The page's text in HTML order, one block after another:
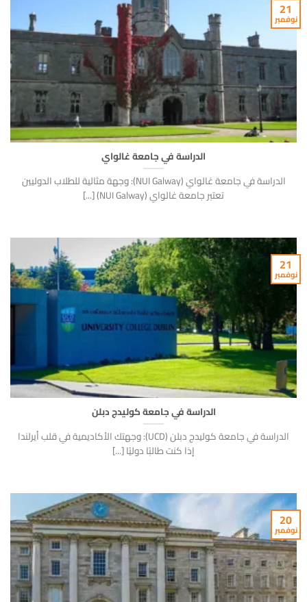
الدراسة في جامعة غالواي
الدراسة في جامعة غالواي (NUI Galway): وجهة مثالية للطلاب الدوليين
تعتبر جامعة غالواي (NUI Galway) [...]
21
نوفمبر
الدراسة في جامعة كوليدج دبلن
الدراسة في جامعة كوليدج دبلن (UCD): وجهتك الأكاديمية في قلب أيرلندا
إذا كنت طالبًا دوليًا [...]
21
نوفمبر
20
نوفمبر